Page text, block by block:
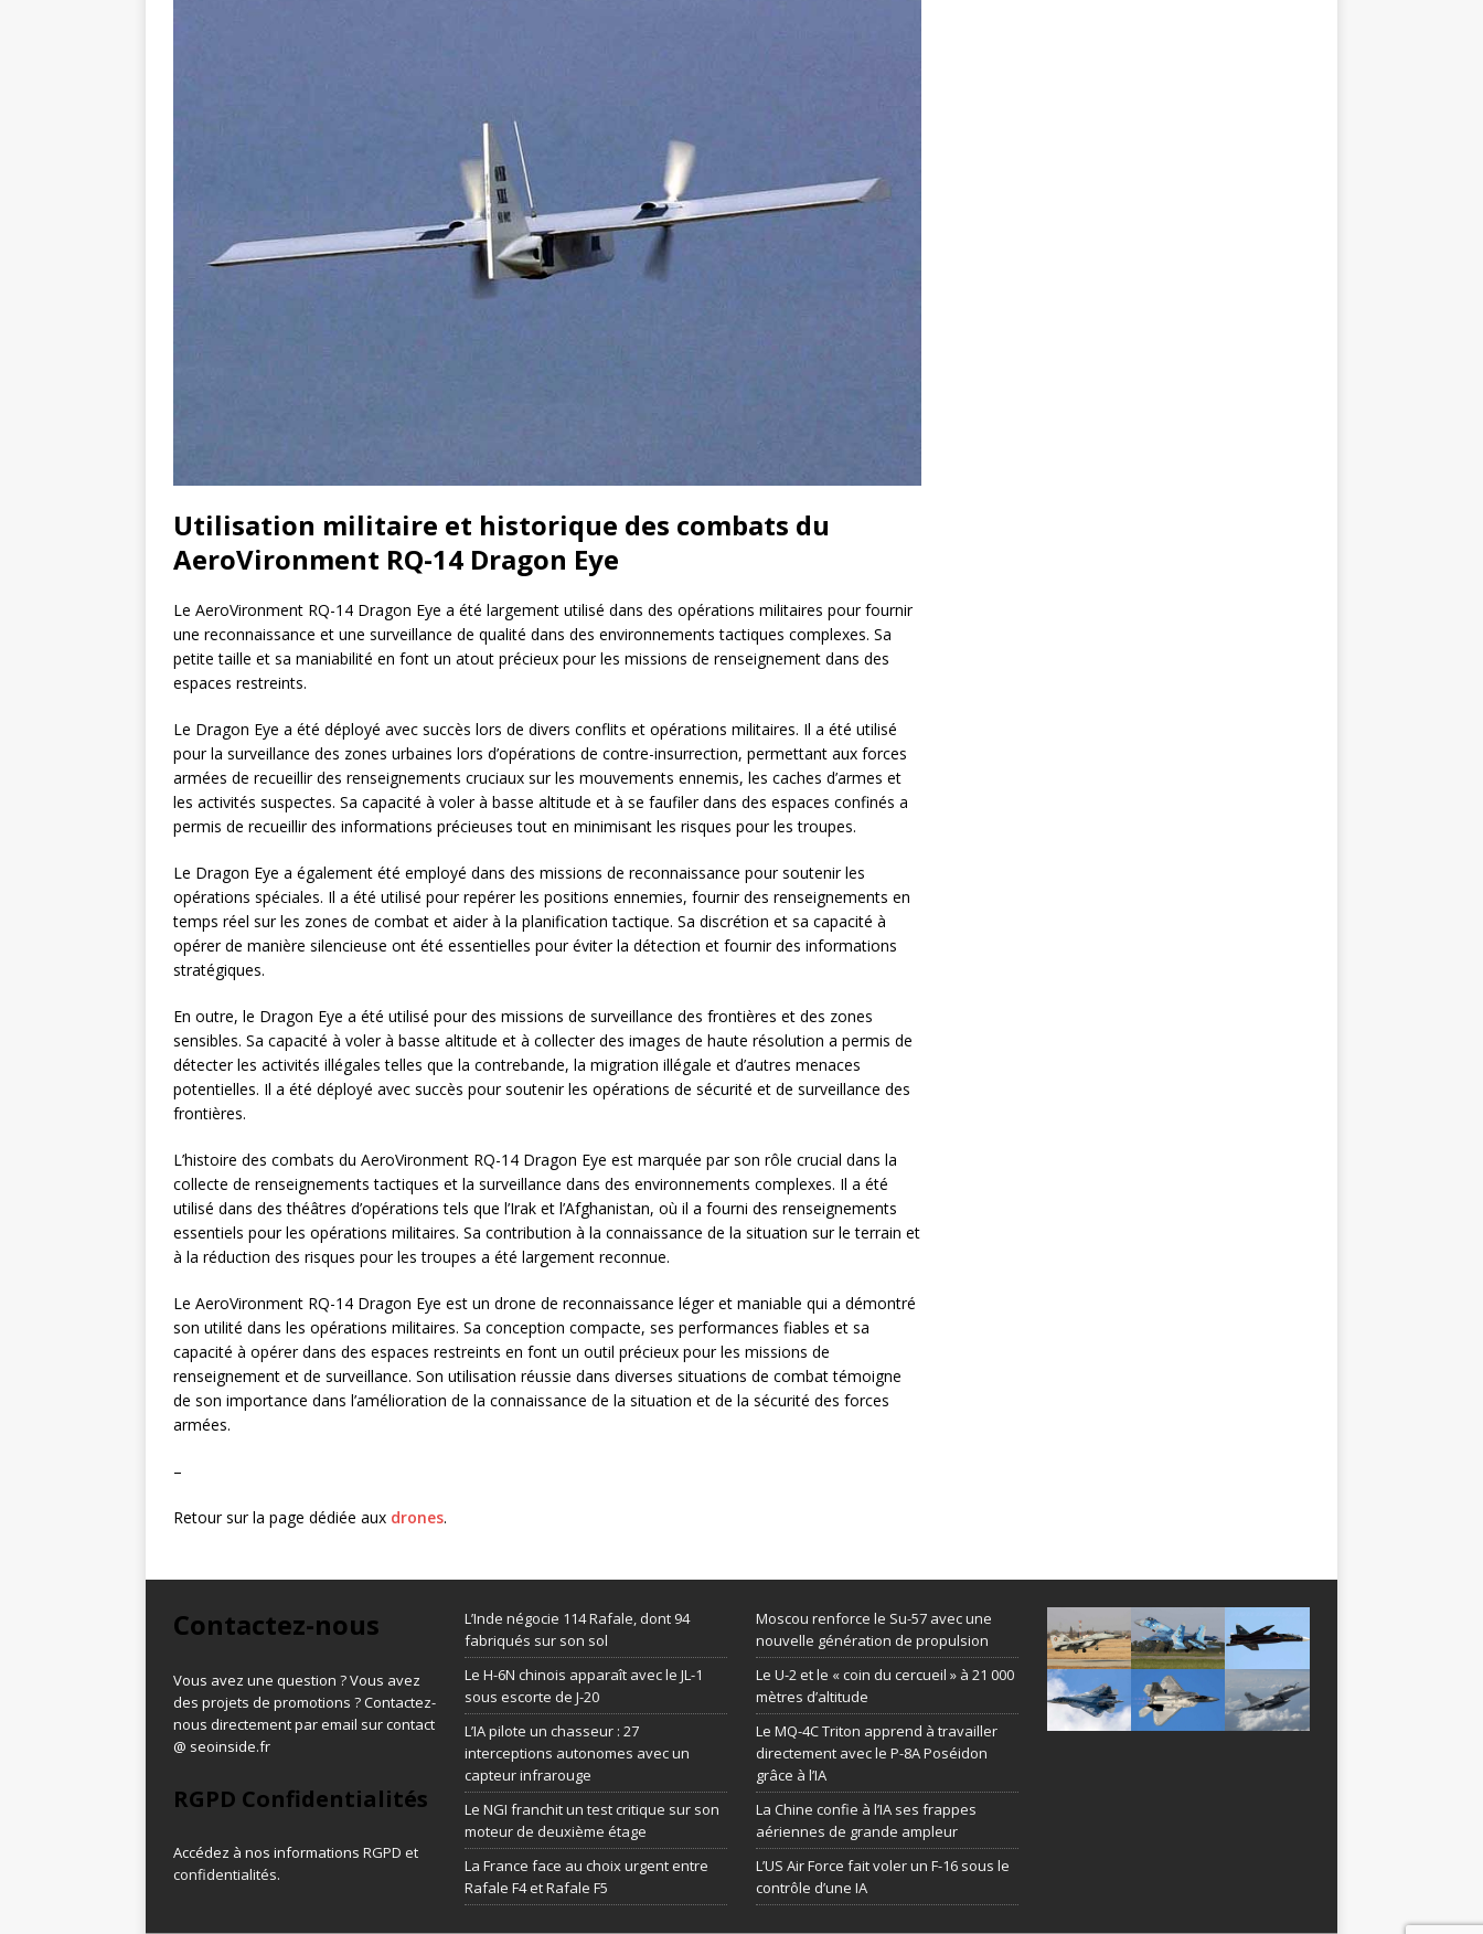
Utilisation militaire et historique des combats du
AeroVironment RQ-14 Dragon Eye
Le AeroVironment RQ-14 Dragon Eye a été largement utilisé dans des opérations militaires pour fournir
une reconnaissance et une surveillance de qualité dans des environnements tactiques complexes. Sa
petite taille et sa maniabilité en font un atout précieux pour les missions de renseignement dans des
espaces restreints.
Le Dragon Eye a été déployé avec succès lors de divers conflits et opérations militaires. Il a été utilisé
pour la surveillance des zones urbaines lors d’opérations de contre-insurrection, permettant aux forces
armées de recueillir des renseignements cruciaux sur les mouvements ennemis, les caches d’armes et
les activités suspectes. Sa capacité à voler à basse altitude et à se faufiler dans des espaces confinés a
permis de recueillir des informations précieuses tout en minimisant les risques pour les troupes.
Le Dragon Eye a également été employé dans des missions de reconnaissance pour soutenir les
opérations spéciales. Il a été utilisé pour repérer les positions ennemies, fournir des renseignements en
temps réel sur les zones de combat et aider à la planification tactique. Sa discrétion et sa capacité à
opérer de manière silencieuse ont été essentielles pour éviter la détection et fournir des informations
stratégiques.
En outre, le Dragon Eye a été utilisé pour des missions de surveillance des frontières et des zones
sensibles. Sa capacité à voler à basse altitude et à collecter des images de haute résolution a permis de
détecter les activités illégales telles que la contrebande, la migration illégale et d’autres menaces
potentielles. Il a été déployé avec succès pour soutenir les opérations de sécurité et de surveillance des
frontières.
L’histoire des combats du AeroVironment RQ-14 Dragon Eye est marquée par son rôle crucial dans la
collecte de renseignements tactiques et la surveillance dans des environnements complexes. Il a été
utilisé dans des théâtres d’opérations tels que l’Irak et l’Afghanistan, où il a fourni des renseignements
essentiels pour les opérations militaires. Sa contribution à la connaissance de la situation sur le terrain et
à la réduction des risques pour les troupes a été largement reconnue.
Le AeroVironment RQ-14 Dragon Eye est un drone de reconnaissance léger et maniable qui a démontré
son utilité dans les opérations militaires. Sa conception compacte, ses performances fiables et sa
capacité à opérer dans des espaces restreints en font un outil précieux pour les missions de
renseignement et de surveillance. Son utilisation réussie dans diverses situations de combat témoigne
de son importance dans l’amélioration de la connaissance de la situation et de la sécurité des forces
armées.
–
Retour sur la page dédiée aux drones.
Contactez-nous
Vous avez une question ? Vous avez
des projets de promotions ? Contactez-
nous directement par email sur contact
@ seoinside.fr
RGPD Confidentialités
Accédez à nos informations RGPD et
confidentialités.
L’Inde négocie 114 Rafale, dont 94
fabriqués sur son sol
Le H-6N chinois apparaît avec le JL-1
sous escorte de J-20
L’IA pilote un chasseur : 27
interceptions autonomes avec un
capteur infrarouge
Le NGI franchit un test critique sur son
moteur de deuxième étage
La France face au choix urgent entre
Rafale F4 et Rafale F5
Moscou renforce le Su-57 avec une
nouvelle génération de propulsion
Le U-2 et le « coin du cercueil » à 21 000
mètres d’altitude
Le MQ-4C Triton apprend à travailler
directement avec le P-8A Poséidon
grâce à l’IA
La Chine confie à l’IA ses frappes
aériennes de grande ampleur
L’US Air Force fait voler un F-16 sous le
contrôle d’une IA